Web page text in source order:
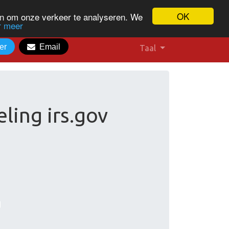
OK
om onze verkeer te analyseren. We
meer
Email Taal
irs.gov